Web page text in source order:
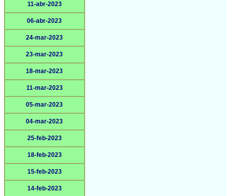
11-abr-2023
06-abr-2023
24-mar-2023
23-mar-2023
18-mar-2023
11-mar-2023
05-mar-2023
04-mar-2023
25-feb-2023
18-feb-2023
15-feb-2023
14-feb-2023